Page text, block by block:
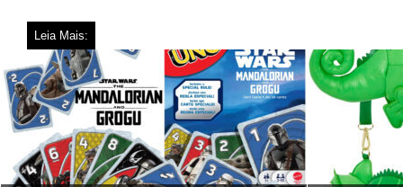
Leia Mais: